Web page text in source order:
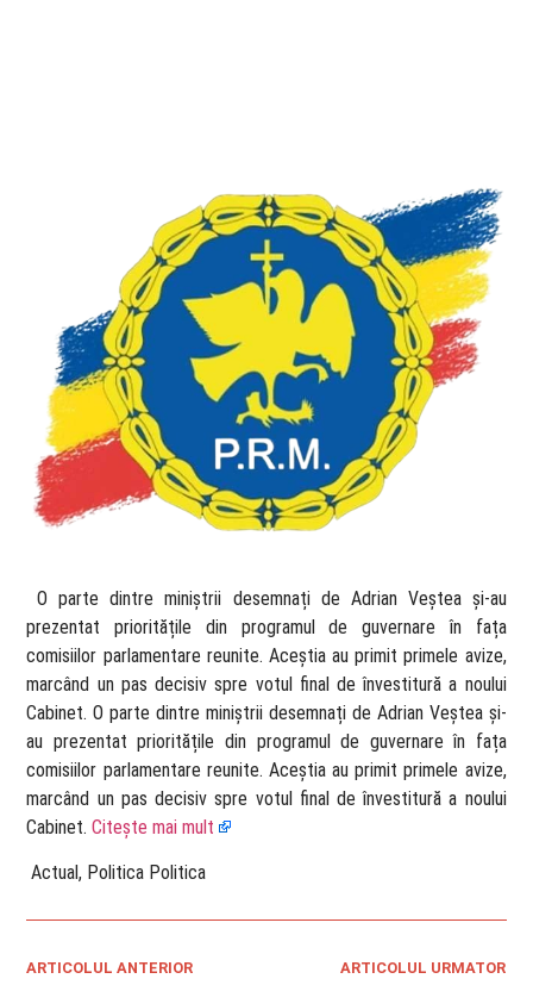
​ O parte dintre miniștrii desemnați de Adrian Veștea și-au
prezentat prioritățile din programul de guvernare în fața
comisiilor parlamentare reunite. Aceștia au primit primele avize,
marcând un pas decisiv spre votul final de învestitură a noului
Cabinet. O parte dintre miniștrii desemnați de Adrian Veștea și-
au prezentat prioritățile din programul de guvernare în fața
comisiilor parlamentare reunite. Aceștia au primit primele avize,
marcând un pas decisiv spre votul final de învestitură a noului
Cabinet.Citește mai mult
​ Actual, Politica Politica
ARTICOLUL ANTERIOR ARTICOLUL URMATOR